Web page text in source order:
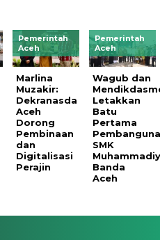
Pemerintah
Aceh
Marlina
Muzakir:
Dekranasda
Aceh
Dorong
Pembinaan
dan
Digitalisasi
Perajin
Pemerintah
Aceh
Wagub dan
Letakkan
Batu
Pertama
SMK
Banda
Aceh